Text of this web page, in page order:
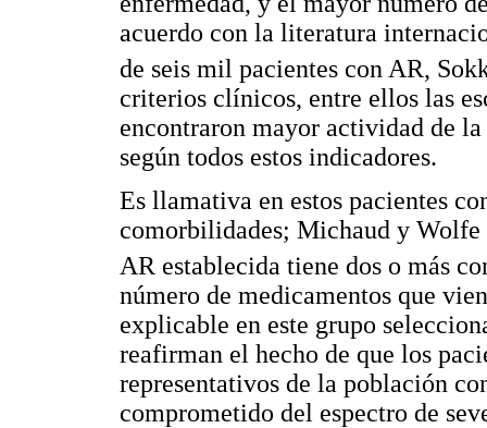
acuerdo con la literatura
de seis mil pacientes con AR,
criterios clínicos, entre ellos las
encontraron mayor actividad de
según todos estos indicadores.
Es llamativa en estos pacientes
comorbilidades; Michaud y Wolfe
AR establecida tiene dos o más
número de medicamentos que
explicable en este grupo
reafirman el hecho de que los
representativos de la población
comprometido del espectro de